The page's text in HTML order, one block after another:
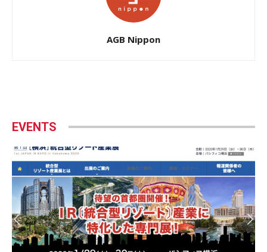
AGB Nippon
EVENTS